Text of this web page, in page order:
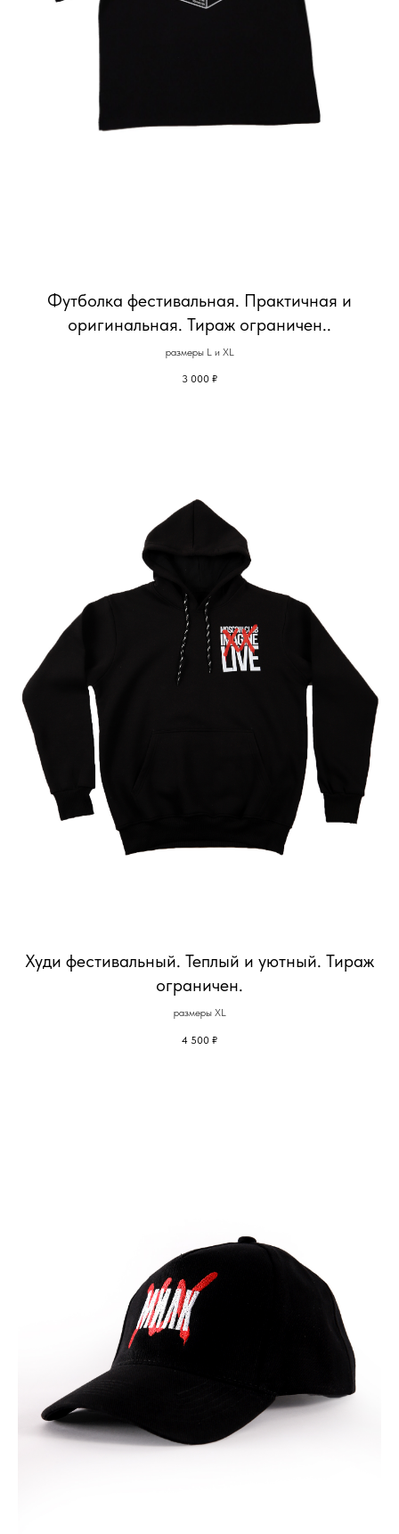
Футболка фестивальная. Практичная и
оригинальная. Тираж ограничен..
размеры L и XL
3 000 ₽
Худи фестивальный. Теплый и уютный. Тираж
ограничен.
размеры XL
4 500 ₽